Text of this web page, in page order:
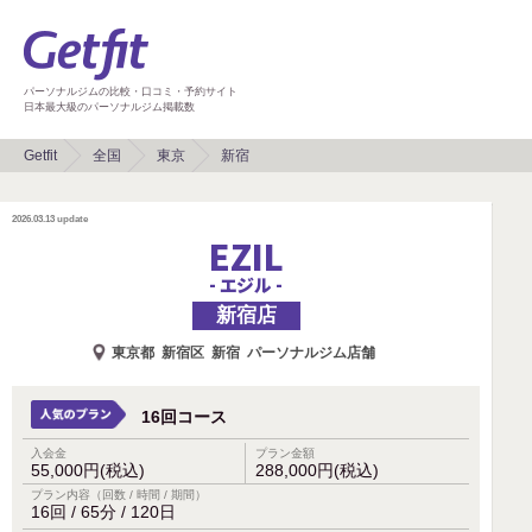
パーソナルジムの比較・口コミ・予約サイト
日本最大級のパーソナルジム掲載数
Getfit 全国 東京 新宿
2026.03.13 update
EZIL
- エジル -
新宿店
東京都 新宿区 新宿 パーソナルジム店舗
16回コース
入会金
55,000円(税込)
プラン金額
288,000円(税込)
プラン内容（回数 / 時間 / 期間）
16回 / 65分 / 120日